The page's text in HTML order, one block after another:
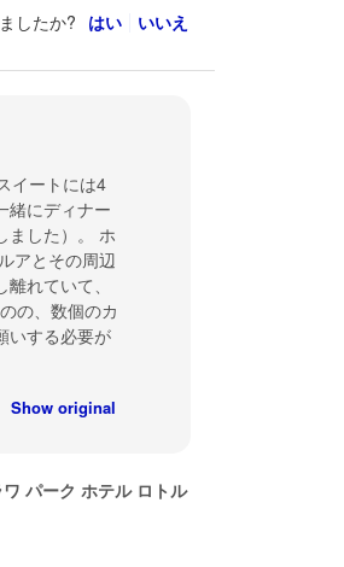
したか? はい いいえ
イートには4
緒にディナー
ました）。 ホ
アとその周辺
れていて、
の、数個のカ
いする必要が
Show original
ワ パーク ホテル ロトル